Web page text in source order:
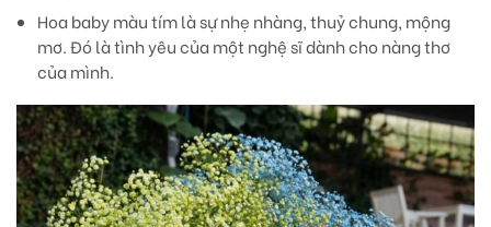
Hoa baby màu tímlà sự nhẹ nhàng, thuỷ chung, mộng
mơ. Đó là tình yêu của một nghệ sĩ dành cho nàng thơ
của mình.